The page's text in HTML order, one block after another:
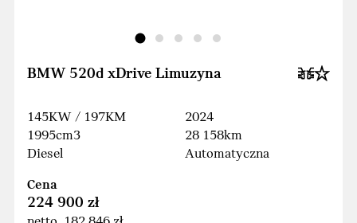
BMW 520d xDrive Limuzyna
145KW / 197KM
1995cm3
Diesel
2024
28 158km
Automatyczna
Cena
224 900 zł